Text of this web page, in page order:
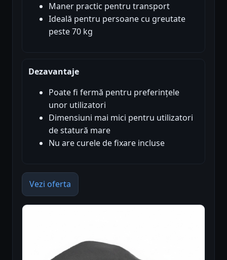
Maner practic pentru transport
Ideală pentru persoane cu greutate
peste 70 kg
Dezavantaje
Poate fi fermă pentru preferințele
unor utilizatori
Dimensiuni mai mici pentru utilizatori
de statură mare
Nu are curele de fixare incluse
Vezi oferta